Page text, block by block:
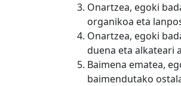
Onartzea, egoki
organikoa eta
Onartzea, egoki
duena eta alkateari
Baimena ematea,
baimendutako